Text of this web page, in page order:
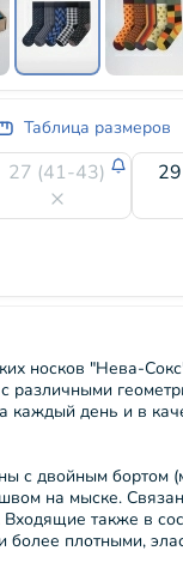
Таблица размеров
27 (41-43)
носков "Нева-
различными
каждый день и в
с двойным бортом
на мыске.
Входящие также в
более плотными,